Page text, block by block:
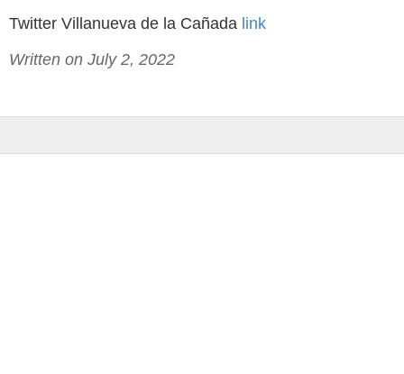
Twitter Villanueva de la Cañada link
Written on July 2, 2022